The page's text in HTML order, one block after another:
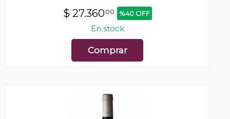
$ 27.36000 %40 OFF
En stock
Comprar